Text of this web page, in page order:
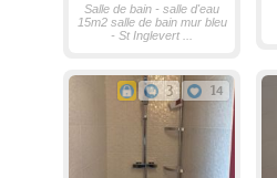
Salle de bain - salle d'eau
15m2 salle de bain mur bleu
- St Inglevert ...
3 14